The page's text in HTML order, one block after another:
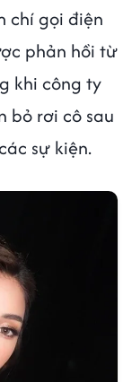
chí gọi điện
phản hồi từ
khi công ty
bỏ rơi cô sau
sự kiện.